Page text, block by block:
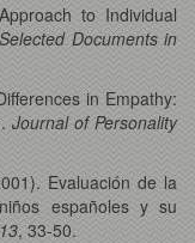
to Individual
Documents in
in Empathy:
Journal of Personality
Evaluación de la
españoles y su
13, 33-50.